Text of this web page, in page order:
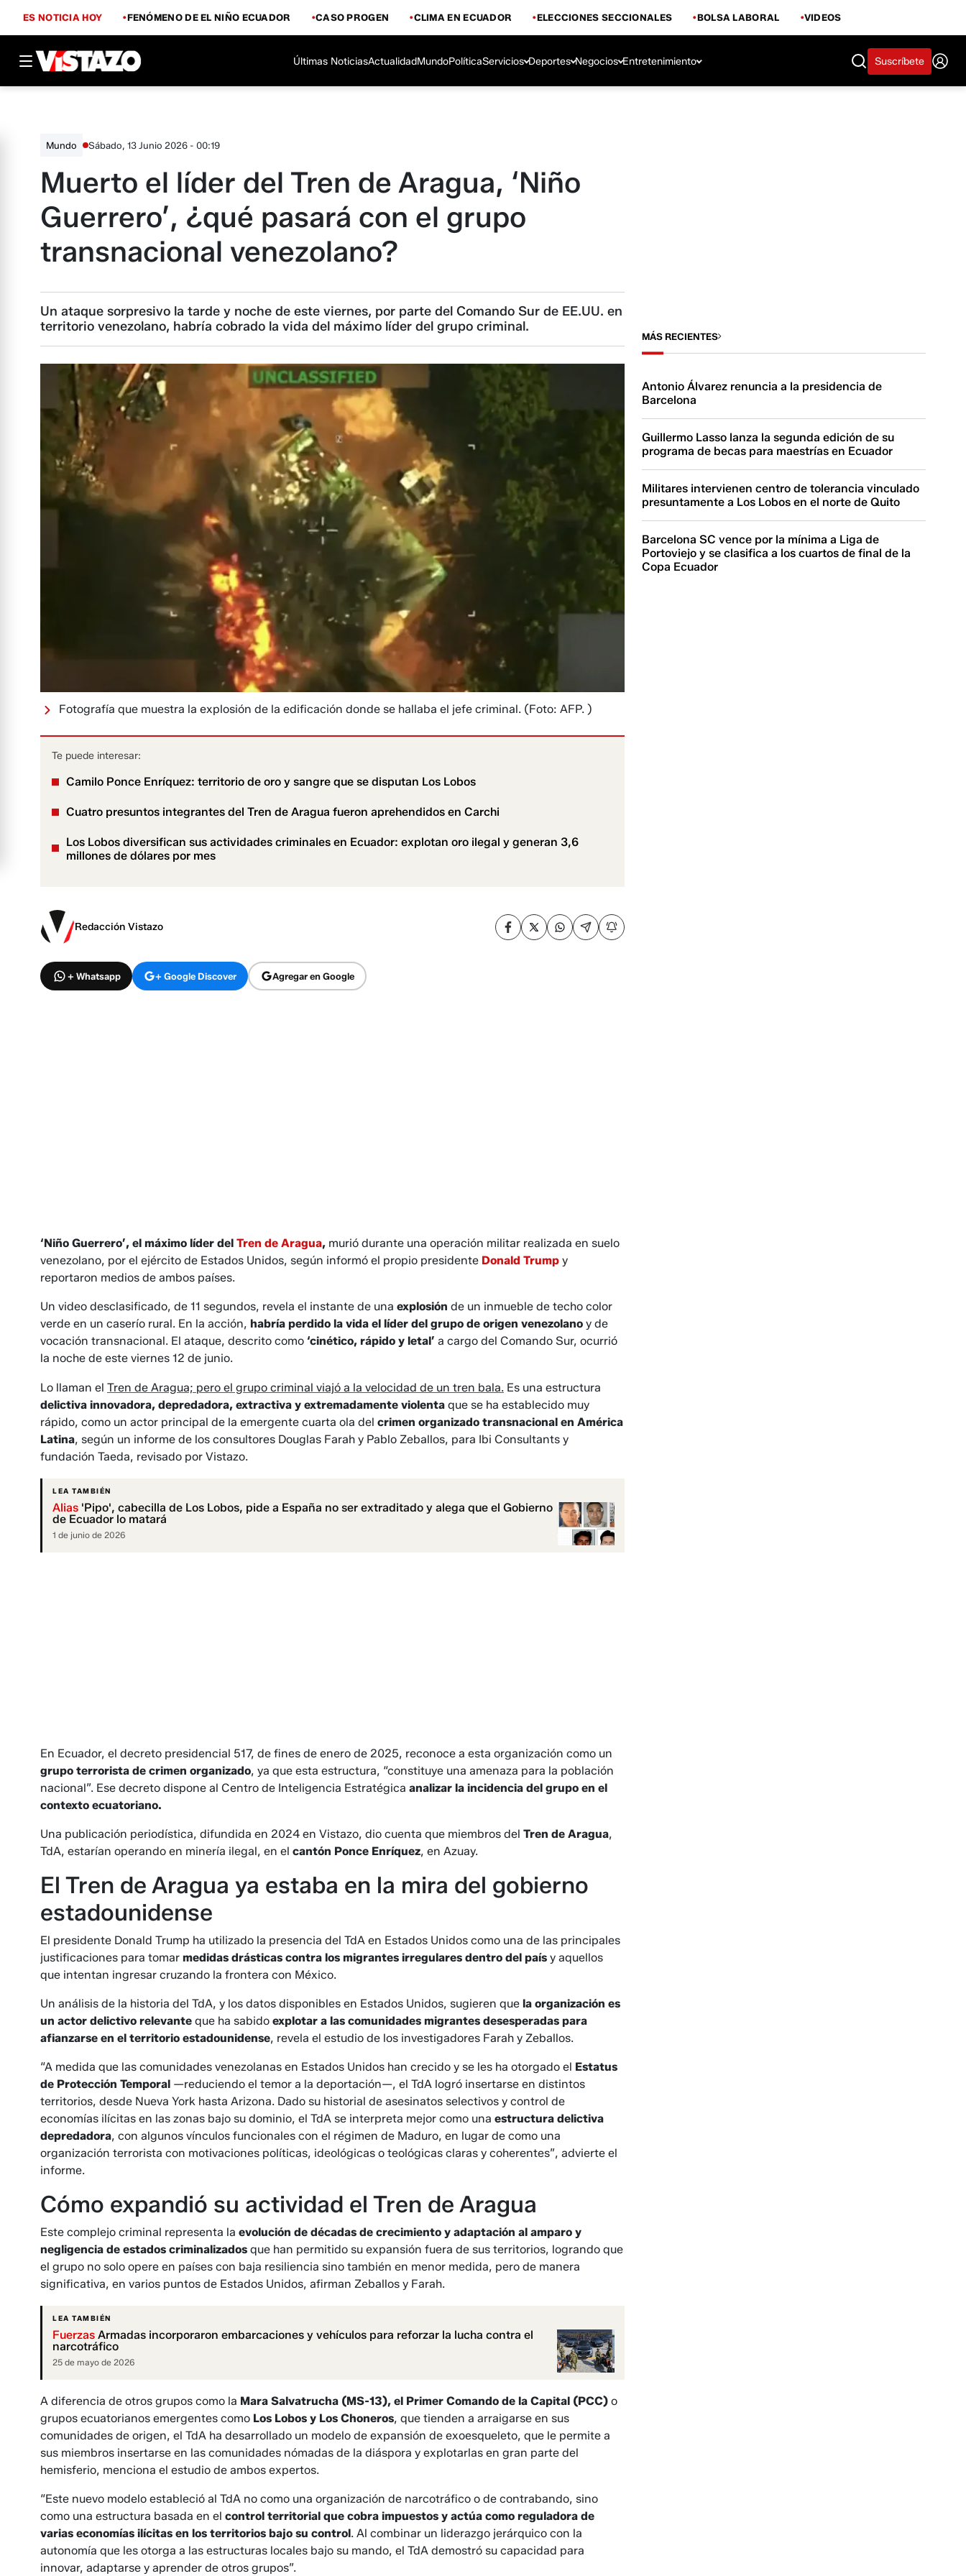
ES NOTICIA HOY FENÓMENO DE EL NIÑO ECUADOR CASO PROGEN CLIMA EN ECUADOR ELECCIONES SECCIONALES BOLSA LABORAL VIDEOS
Últimas NoticiasActualidadMundoPolíticaServicios Deportes Negocios Entretenimiento Suscríbete
Mundo Sábado, 13 Junio 2026 - 00:19
Muerto el líder del Tren de Aragua, ‘Niño
Guerrero’, ¿qué pasará con el grupo
transnacional venezolano?
Un ataque sorpresivo la tarde y noche de este viernes, por parte del Comando Sur de EE.UU. en
territorio venezolano, habría cobrado la vida del máximo líder del grupo criminal.
Fotografía que muestra la explosión de la edificación donde se hallaba el jefe criminal. (Foto: AFP. )
Te puede interesar:
Camilo Ponce Enríquez: territorio de oro y sangre que se disputan Los Lobos
Cuatro presuntos integrantes del Tren de Aragua fueron aprehendidos en Carchi
Los Lobos diversifican sus actividades criminales en Ecuador: explotan oro ilegal y generan 3,6
millones de dólares por mes
Redacción Vistazo
+ Whatsapp + Google Discover Agregar en Google
‘Niño Guerrero’, el máximo líder del Tren de Aragua, murió durante una operación militar realizada en suelo
venezolano, por el ejército de Estados Unidos, según informó el propio presidente Donald Trump y
reportaron medios de ambos países.
Un video desclasificado, de 11 segundos, revela el instante de una explosión de un inmueble de techo color
verde en un caserío rural. En la acción, habría perdido la vida el líder del grupo de origen venezolano y de
vocación transnacional. El ataque, descrito como ‘cinético, rápido y letal’ a cargo del Comando Sur, ocurrió
la noche de este viernes 12 de junio.
Lo llaman el Tren de Aragua; pero el grupo criminal viajó a la velocidad de un tren bala. Es una estructura
delictiva innovadora, depredadora, extractiva y extremadamente violenta que se ha establecido muy
rápido, como un actor principal de la emergente cuarta ola del crimen organizado transnacional en América
Latina, según un informe de los consultores Douglas Farah y Pablo Zeballos, para Ibi Consultants y
fundación Taeda, revisado por Vistazo.
LEA TAMBIÉN
Alias 'Pipo', cabecilla de Los Lobos, pide a España no ser extraditado y alega que el Gobierno
de Ecuador lo matará
1 de junio de 2026
En Ecuador, el decreto presidencial 517, de fines de enero de 2025, reconoce a esta organización como un
grupo terrorista de crimen organizado, ya que esta estructura, “constituye una amenaza para la población
nacional”. Ese decreto dispone al Centro de Inteligencia Estratégica analizar la incidencia del grupo en el
contexto ecuatoriano.
Una publicación periodística, difundida en 2024 en Vistazo, dio cuenta que miembros del Tren de Aragua,
TdA, estarían operando en minería ilegal, en el cantón Ponce Enríquez, en Azuay.
El Tren de Aragua ya estaba en la mira del gobierno
estadounidense
El presidente Donald Trump ha utilizado la presencia del TdA en Estados Unidos como una de las principales
justificaciones para tomar medidas drásticas contra los migrantes irregulares dentro del país y aquellos
que intentan ingresar cruzando la frontera con México.
Un análisis de la historia del TdA, y los datos disponibles en Estados Unidos, sugieren que la organización es
un actor delictivo relevante que ha sabido explotar a las comunidades migrantes desesperadas para
afianzarse en el territorio estadounidense, revela el estudio de los investigadores Farah y Zeballos.
“A medida que las comunidades venezolanas en Estados Unidos han crecido y se les ha otorgado el Estatus
de Protección Temporal —reduciendo el temor a la deportación—, el TdA logró insertarse en distintos
territorios, desde Nueva York hasta Arizona. Dado su historial de asesinatos selectivos y control de
economías ilícitas en las zonas bajo su dominio, el TdA se interpreta mejor como una estructura delictiva
depredadora, con algunos vínculos funcionales con el régimen de Maduro, en lugar de como una
organización terrorista con motivaciones políticas, ideológicas o teológicas claras y coherentes”, advierte el
informe.
Cómo expandió su actividad el Tren de Aragua
Este complejo criminal representa la evolución de décadas de crecimiento y adaptación al amparo y
negligencia de estados criminalizados que han permitido su expansión fuera de sus territorios, logrando que
el grupo no solo opere en países con baja resiliencia sino también en menor medida, pero de manera
significativa, en varios puntos de Estados Unidos, afirman Zeballos y Farah.
LEA TAMBIÉN
Fuerzas Armadas incorporaron embarcaciones y vehículos para reforzar la lucha contra el
narcotráfico
25 de mayo de 2026
A diferencia de otros grupos como la Mara Salvatrucha (MS-13), el Primer Comando de la Capital (PCC) o
grupos ecuatorianos emergentes como Los Lobos y Los Choneros, que tienden a arraigarse en sus
comunidades de origen, el TdA ha desarrollado un modelo de expansión de exoesqueleto, que le permite a
sus miembros insertarse en las comunidades nómadas de la diáspora y explotarlas en gran parte del
hemisferio, menciona el estudio de ambos expertos.
“Este nuevo modelo estableció al TdA no como una organización de narcotráfico o de contrabando, sino
como una estructura basada en el control territorial que cobra impuestos y actúa como reguladora de
varias economías ilícitas en los territorios bajo su control. Al combinar un liderazgo jerárquico con la
autonomía que les otorga a las estructuras locales bajo su mando, el TdA demostró su capacidad para
innovar, adaptarse y aprender de otros grupos”.
MÁS RECIENTES
Antonio Álvarez renuncia a la presidencia de
Barcelona
Guillermo Lasso lanza la segunda edición de su
programa de becas para maestrías en Ecuador
Militares intervienen centro de tolerancia vinculado
presuntamente a Los Lobos en el norte de Quito
Barcelona SC vence por la mínima a Liga de
Portoviejo y se clasifica a los cuartos de final de la
Copa Ecuador